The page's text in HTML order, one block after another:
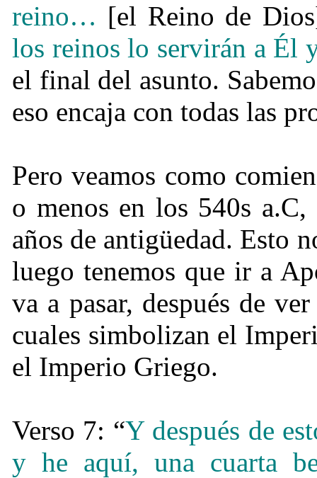
reino… [el Reino de
los reinos lo servirán a Él
el final del asunto.
eso encaja con todas las
Pero veamos como
o menos en los 540s
años de antigüedad. Esto
luego tenemos que ir a
va a pasar, después de
cuales simbolizan el
el Imperio Griego.
Verso 7: “Y después de
y he aquí, una cuarta